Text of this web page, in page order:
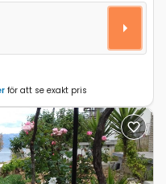
A-11321-a
för att se exakt pris